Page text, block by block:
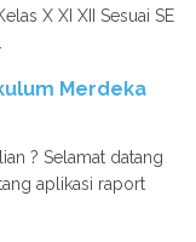
X XI XII Sesuai SE
Merdeka
? Selamat datang
aplikasi raport